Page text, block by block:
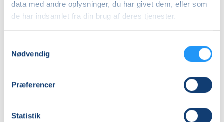
data med andre oplysninger, du har givet dem, eller som
de har indsamlet fra din brug af deres tjenester.
Nødvendig
Præferencer
Statistik
(Svømmehallen)
Se på kort
Praktiske oplysninger